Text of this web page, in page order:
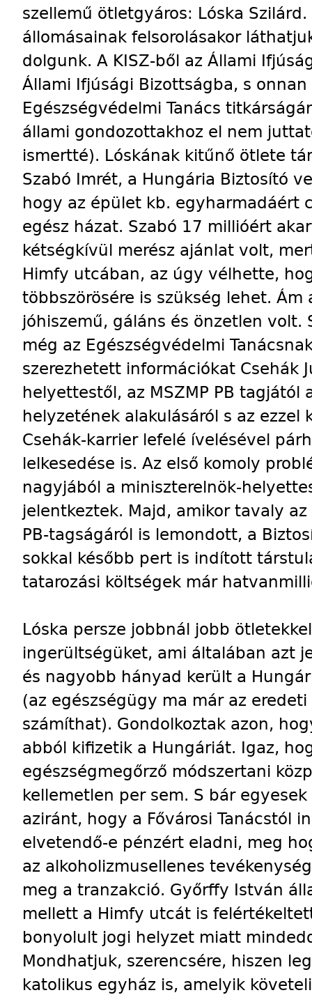
szellemű ötletgyáros: Lóska
állomásainak felsorolásakor
dolgunk. A KISZ-ből az Állami
Állami Ifjúsági Bizottságba, s onnan
Egészségvédelmi Tanács
állami gondozottakhoz el nem
ismertté). Lóskának kitűnő ötlete
Szabó Imrét, a Hungária Biztosító
hogy az épület kb. egyharmadáért
egész házat. Szabó 17 millióért
kétségkívül merész ajánlat volt,
Himfy utcában, az úgy vélhette,
többszörösére is szükség lehet. Ám
jóhiszemű, gáláns és önzetlen
még az Egészségvédelmi
szerezhetett információkat Csehák
helyettestől, az MSZMP PB tagjától
helyzetének alakulásáról s az ezzel
Csehák-karrier lefelé ívelésével
lelkesedése is. Az első komoly
nagyjából a miniszterelnök-
jelentkeztek. Majd, amikor tavaly
PB-tagságáról is lemondott, a
sokkal később pert is indított
tatarozási költségek már
Lóska persze jobbnál jobb
ingerültségüket, ami általában azt
és nagyobb hányad került a
(az egészségügy ma már az
számíthat). Gondolkoztak azon,
abból kifizetik a Hungáriát. Igaz,
egészségmegőrző módszertani
kellemetlen per sem. S bár
aziránt, hogy a Fővárosi Tanácstól
elvetendő-e pénzért eladni, meg
az alkoholizmusellenes
meg a tranzakció. Győrffy István
mellett a Himfy utcát is
bonyolult jogi helyzet miatt
Mondhatjuk, szerencsére, hiszen
katolikus egyház is, amelyik